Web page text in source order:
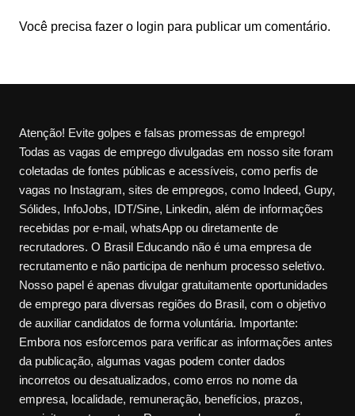
Você precisa fazer o login para publicar um comentário.
Atenção! Evite golpes e falsas promessas de emprego!
Todas as vagas de emprego divulgadas em nosso site foram
coletadas de fontes públicas e acessíveis, como perfis de
vagas no Instagram, sites de empregos, como Indeed, Gupy,
Sólides, InfoJobs, IDT/Sine, Linkedin, além de informações
recebidas por e-mail, whatsApp ou diretamente de
recrutadores. O Brasil Educando não é uma empresa de
recrutamento e não participa de nenhum processo seletivo.
Nosso papel é apenas divulgar gratuitamente oportunidades
de emprego para diversas regiões do Brasil, com o objetivo
de auxiliar candidatos de forma voluntária. Importante:
Embora nos esforcemos para verificar as informações antes
da publicação, algumas vagas podem conter dados
incorretos ou desatualizados, como erros no nome da
empresa, localidade, remuneração, benefícios, prazos,